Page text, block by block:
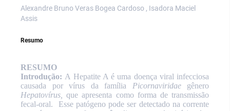
Alexandre Bruno Veras Bogea Cardoso , Isadora Maciel
Assis
Resumo
RESUMO
Introdução: A Hepatite A é uma doença viral infecciosa
causada por vírus da família Picornaviridae gênero
Hepatovírus,que apresenta como forma de transmissão
fecal-oral.
Esse patógeno pode ser detectado na corrente